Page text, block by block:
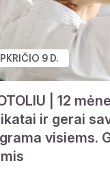
9 D.
| 12
ir gerai
visiems.